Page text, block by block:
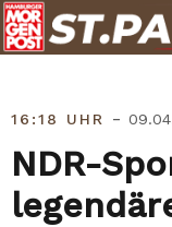
Skip
to
16:18 UHR -
NDR-